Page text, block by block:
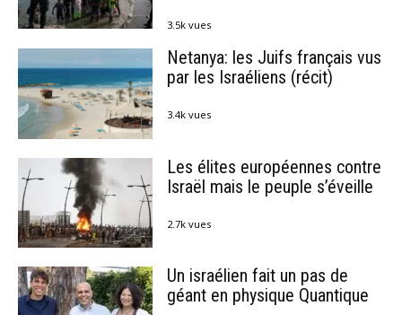
3.5k vues
Netanya: les Juifs français vus
par les Israéliens (récit)
3.4k vues
Les élites européennes contre
Israël mais le peuple s’éveille
2.7k vues
Un israélien fait un pas de
géant en physique Quantique